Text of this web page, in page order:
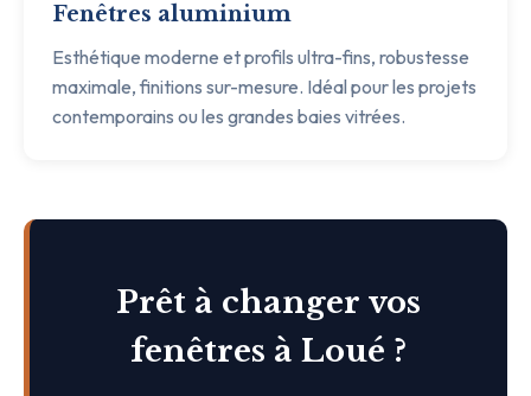
Fenêtres aluminium
Esthétique moderne et profils ultra-fins, robustesse
maximale, finitions sur-mesure. Idéal pour les projets
contemporains ou les grandes baies vitrées.
Prêt à changer vos
fenêtres à Loué ?